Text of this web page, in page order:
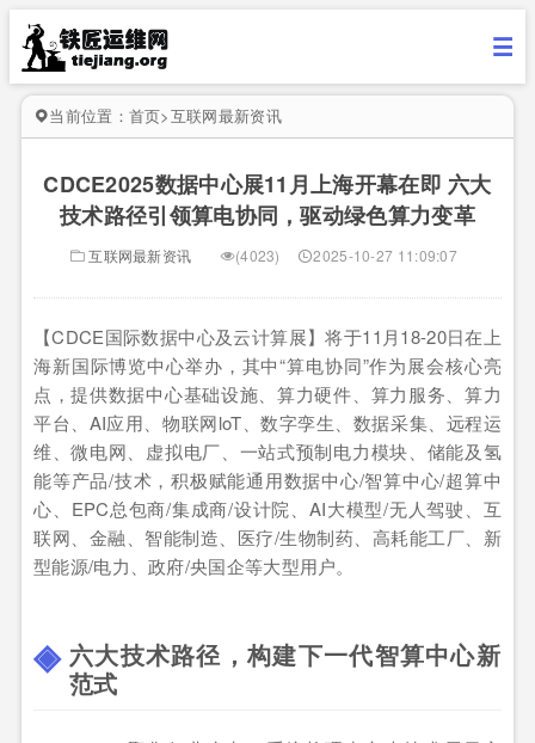
当前位置： 首页>互联网最新资讯
CDCE2025数据中心展11月上海开幕在即 六大
技术路径引领算电协同，驱动绿色算力变革
互联网最新资讯 (4023) 2025-10-27 11:09:07
【CDCE国际数据中心及云计算展】将于11月18-20日在上
海新国际博览中心举办，其中“算电协同”作为展会核心亮
点，提供数据中心基础设施、算力硬件、算力服务、算力
平台、AI应用、物联网loT、数字孪生、数据采集、远程运
维、微电网、虚拟电厂、一站式预制电力模块、储能及氢
能等产品/技术，积极赋能通用数据中心/智算中心/超算中
心、EPC总包商/集成商/设计院、AI大模型/无人驾驶、互
联网、金融、智能制造、医疗/生物制药、高耗能工厂、新
型能源/电力、政府/央国企等大型用户。
六大技术路径，构建下一代智算中心新
范式